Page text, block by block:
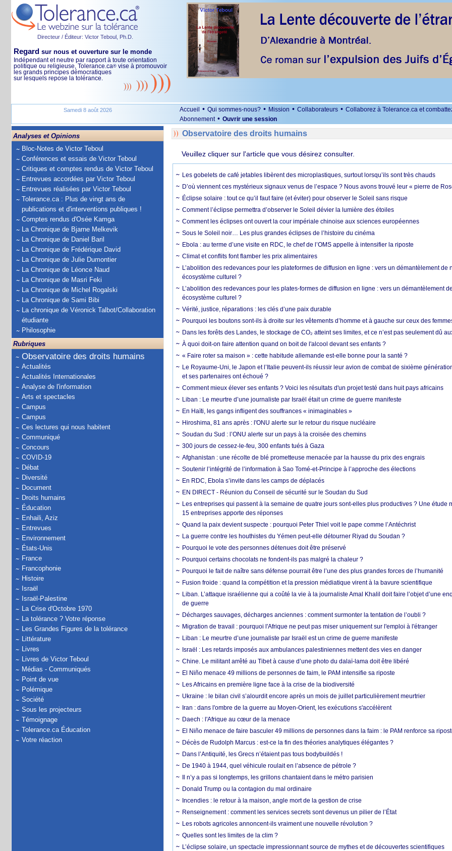
Directeur / Éditeur: Victor Teboul, Ph.D.
Regard sur nous et ouverture sur le monde
Indépendant et neutre par rapport à toute orientation
politique ou religieuse, Tolerance.ca® vise à promouvoir
les grands principes démocratiques
sur lesquels repose la tolérance.
Samedi 8 août 2026 Accueil • Qui sommes-nous? • Mission • Collaborateurs • Collaborez à Tolerance.ca et
Abonnement • Ouvrir une session
Analyses et Opinions
Bloc-Notes de Victor Teboul
Conférences et essais de Victor Teboul
Critiques et comptes rendus de Victor Teboul
Entrevues accordées par Victor Teboul
Entrevues réalisées par Victor Teboul
Tolerance.ca : Plus de vingt ans de
publications et d'interventions publiques !
Comptes rendus d'Osée Kamga
La Chronique de Bjarne Melkevik
La Chronique de Daniel Baril
La Chronique de Frédérique David
La Chronique de Julie Dumontier
La Chronique de Léonce Naud
La Chronique de Masri Feki
La Chronique de Michel Rogalski
La Chronique de Sami Bibi
La chronique de Véronick Talbot/Collaboration
étudiante
Philosophie
Rubriques
Observatoire des droits humains
Actualités
Actualités Internationales
Analyse de l'information
Arts et spectacles
Campus
Campus
Ces lectures qui nous habitent
Communiqué
Concours
COVID-19
Débat
Diversité
Document
Droits humains
Éducation
Enhaili, Aziz
Entrevues
Environnement
États-Unis
France
Francophonie
Histoire
Israël
Israël-Palestine
La Crise d'Octobre 1970
La tolérance ? Votre réponse
Les Grandes Figures de la tolérance
Littérature
Livres
Livres de Victor Teboul
Médias - Communiqués
Point de vue
Polémique
Société
Sous les projecteurs
Témoignage
Tolerance.ca Éducation
Votre réaction
Observatoire des droits humains
Veuillez cliquer sur l'article que vous désirez consulter.
Les gobelets de café jetables libèrent des microplastiques, surtout lorsqu’ils sont très chauds
D’où viennent ces mystérieux signaux venus de l’espace ? Nous avons trouvé leur « pierre de
Éclipse solaire : tout ce qu’il faut faire (et éviter) pour observer le Soleil sans risque
Comment l’éclipse permettra d’observer le Soleil dévier la lumière des étoiles
Comment les éclipses ont ouvert la cour impériale chinoise aux sciences européennes
Sous le Soleil noir… Les plus grandes éclipses de l’histoire du cinéma
Ebola : au terme d’une visite en RDC, le chef de l’OMS appelle à intensifier la riposte
Climat et conflits font flamber les prix alimentaires
L’abolition des redevances pour les plateformes de diffusion en ligne : vers un démantèlement de
écosystème culturel ?
L’abolition des redevances pour les plates-formes de diffusion en ligne : vers un démantèlement
écosystème culturel ?
Vérité, justice, réparations : les clés d’une paix durable
Pourquoi les boutons sont-ils à droite sur les vêtements d’homme et à gauche sur ceux des
Dans les forêts des Landes, le stockage de CO₂ atteint ses limites, et ce n’est pas seulement dû
À quoi doit-on faire attention quand on boit de l'alcool devant ses enfants ?
« Faire roter sa maison » : cette habitude allemande est-elle bonne pour la santé ?
Le Royaume-Uni, le Japon et l’Italie peuvent-ils réussir leur avion de combat de sixième
et ses partenaires ont échoué ?
Comment mieux élever ses enfants ? Voici les résultats d'un projet testé dans huit pays africains
Liban : Le meurtre d’une journaliste par Israël était un crime de guerre manifeste
En Haïti, les gangs infligent des souffrances « inimaginables »
Hiroshima, 81 ans après : l'ONU alerte sur le retour du risque nucléaire
Soudan du Sud : l’ONU alerte sur un pays à la croisée des chemins
300 jours de cessez-le-feu, 300 enfants tués à Gaza
Afghanistan : une récolte de blé prometteuse menacée par la hausse du prix des engrais
Soutenir l’intégrité de l’information à Sao Tomé-et-Principe à l’approche des élections
En RDC, Ebola s’invite dans les camps de déplacés
EN DIRECT - Réunion du Conseil de sécurité sur le Soudan du Sud
Les entreprises qui passent à la semaine de quatre jours sont-elles plus productives ? Une étude
15 entreprises apporte des réponses
Quand la paix devient suspecte : pourquoi Peter Thiel voit le pape comme l’Antéchrist
La guerre contre les houthistes du Yémen peut-elle détourner Riyad du Soudan ?
Pourquoi le vote des personnes détenues doit être préservé
Pourquoi certains chocolats ne fondent-ils pas malgré la chaleur ?
Pourquoi le fait de naître sans défense pourrait être l’une des plus grandes forces de l’humanité
Fusion froide : quand la compétition et la pression médiatique virent à la bavure scientifique
Liban. L’attaque israélienne qui a coûté la vie à la journaliste Amal Khalil doit faire l’objet d’une
de guerre
Décharges sauvages, décharges anciennes : comment surmonter la tentation de l’oubli ?
Migration de travail : pourquoi l'Afrique ne peut pas miser uniquement sur l'emploi à l'étranger
Liban : Le meurtre d’une journaliste par Israël est un crime de guerre manifeste
Israël : Les retards imposés aux ambulances palestiniennes mettent des vies en danger
Chine. Le militant arrêté au Tibet à cause d’une photo du dalaï-lama doit être libéré
El Niño menace 49 millions de personnes de faim, le PAM intensifie sa riposte
Les Africains en première ligne face à la crise de la biodiversité
Ukraine : le bilan civil s’alourdit encore après un mois de juillet particulièrement meurtrier
Iran : dans l'ombre de la guerre au Moyen-Orient, les exécutions s'accélèrent
Daech : l'Afrique au cœur de la menace
El Niño menace de faire basculer 49 millions de personnes dans la faim : le PAM renforce sa
Décès de Rudolph Marcus : est-ce la fin des théories analytiques élégantes ?
Dans l’Antiquité, les Grecs n’étaient pas tous bodybuildés !
De 1940 à 1944, quel véhicule roulait en l’absence de pétrole ?
Il n’y a pas si longtemps, les grillons chantaient dans le métro parisien
Donald Trump ou la contagion du mal ordinaire
Incendies : le retour à la maison, angle mort de la gestion de crise
Renseignement : comment les services secrets sont devenus un pilier de l’État
Les robots agricoles annoncent-ils vraiment une nouvelle révolution ?
Quelles sont les limites de la clim ?
L’éclipse solaire, un spectacle impressionnant source de mythes et de découvertes scientifiques